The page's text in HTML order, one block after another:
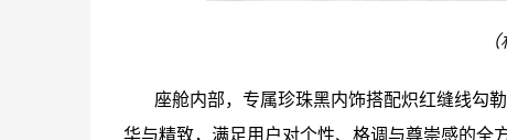
（
座舱内部，专属珍珠黑内饰搭配炽红缝线勾
华与精致，满足用户对个性、格调与尊崇感的全